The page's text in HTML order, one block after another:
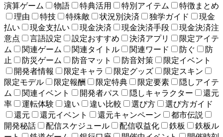
演算ゲーム
物語 特典活用 特別アイテム
特徴まとめ
理由
特技 特殊敵 状況別決済 独学ガイド
現金
払い
現金支払い 現金決済 現金決済手段
現金決済注
意点
言語設定 設定おすすめ 決済アプリ
限定アイテ
ム
関連ゲーム 関連タイトル 関連ワード 防ぐ
防
止
防災ゲーム 防音マット 防音対策
限定イベント
開発者情報
限定キャラ 限定グッズ
限定スキン
限定モデル
限定報酬 限定特典 限定要素
隠しアイテ
ム
関連イベント 開発者パス 隠しキャラクター
還元
率
運転体験 違い 違い比較 選び方
選び方ガイド
還元
還元イベント 還元キャンペーン
都市伝説
開発秘話
配信スケジュール 配信収益化 鉄板
鉄板ル